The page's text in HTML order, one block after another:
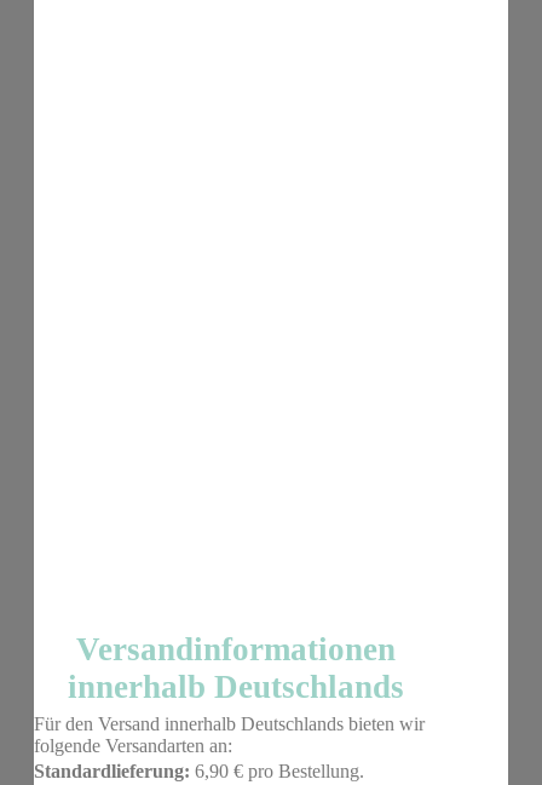
Versandinformationen
innerhalb Deutschlands
Für den Versand innerhalb Deutschlands bieten wir
folgende Versandarten an:
Standardlieferung: 6,90 € pro Bestellung.